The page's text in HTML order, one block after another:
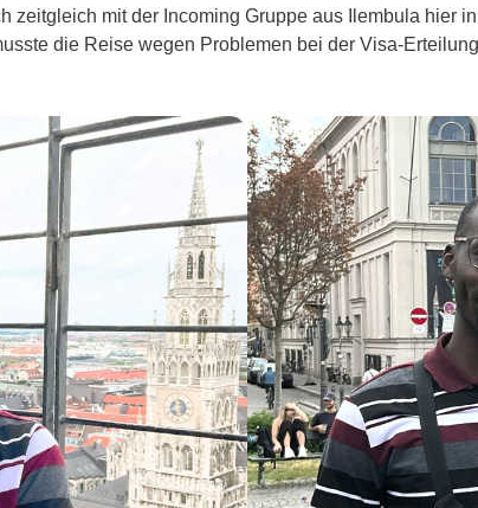
zeitgleich mit der Incoming Gruppe aus Ilembula hier
die Reise wegen Problemen bei der Visa-